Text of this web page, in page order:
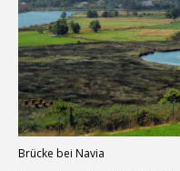
Brücke bei Navia